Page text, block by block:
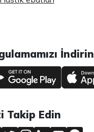
İndirin
Takip Edin